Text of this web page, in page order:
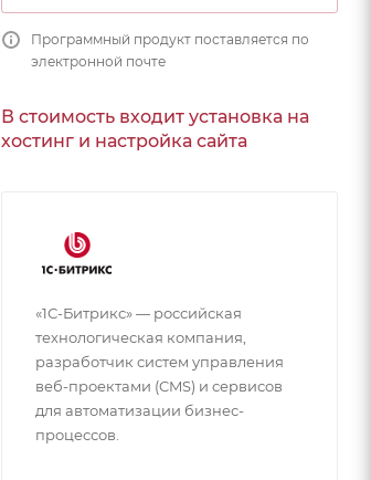
Программный продукт поставляется по
электронной почте
В стоимость входит установка на
хостинг и настройка сайта
«1С-Битрикс» — российская
технологическая компания,
разработчик систем управления
веб-проектами (CMS) и сервисов
для автоматизации бизнес-
процессов.